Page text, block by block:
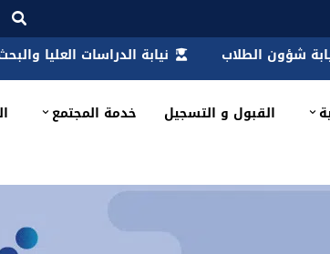
شؤون الطلاب نيابة الدراسات العليا
القبول و التسجيل خدمة المجتمع